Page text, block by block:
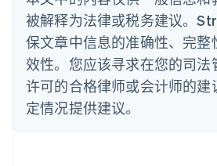
被解释为法律或税务建议。
保文章中信息的准确性、完整
效性。您应该寻求在您的司法
许可的合格律师或会计师的建
定情况提供建议。
比利时
NederlandsFrançaisDeutschEnglish
波兰
English
丹麦
English
德国
DeutschEnglish
法国